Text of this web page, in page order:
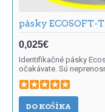
pásky ECOSOFT-
0,025€
Identifikačné pásky
očakávate. Sú
DO KOŠÍKA